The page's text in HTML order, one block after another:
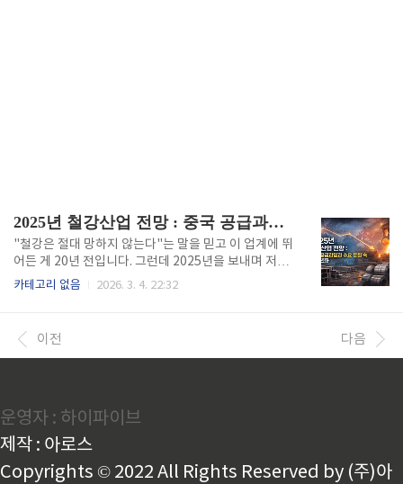
2025년 철강산업 전망 : 중국 공급과잉과 수요 둔화 속 산업 변화
"철강은 절대 망하지 않는다"는 말을 믿고 이 업계에 뛰
어든 게 20년 전입니다. 그런데 2025년을 보내며 저는
제품 생산 전에 한계이익부터 계산하는 습관이 생겼습
한 불황이 아니라 '생존'이라는 단어가 현실이 된 한 해
였습니다. 중국발 공급과잉이 상시화 되고, 글로벌 수요
비는 4,359만톤을 기록했습니다. 명목소비란 생산량에
서 수출을 빼고 수입을 더한 값으로, 세계철강협회(Wo
rld Steel Association)에서 철강수요를 정의하는 ..
카테고리 없음 2026. 3. 4. 22:32
이전 다음
운영자 : 하이파이브
제작 : 아로스
Copyrights © 2022 All Rights Reserved by (주)아